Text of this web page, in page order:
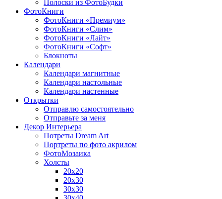
Полоски из ФотоБудки
ФотоКниги
ФотоКниги «Премиум»
ФотоКниги «Слим»
ФотоКниги «Лайт»
ФотоКниги «Софт»
Блокноты
Календари
Календари магнитные
Календари настольные
Календари настенные
Открытки
Отправлю самостоятельно
Отправьте за меня
Декор Интерьера
Потреты Dream Art
Портреты по фото акрилом
ФотоМозаика
Холсты
20х20
20х30
30х30